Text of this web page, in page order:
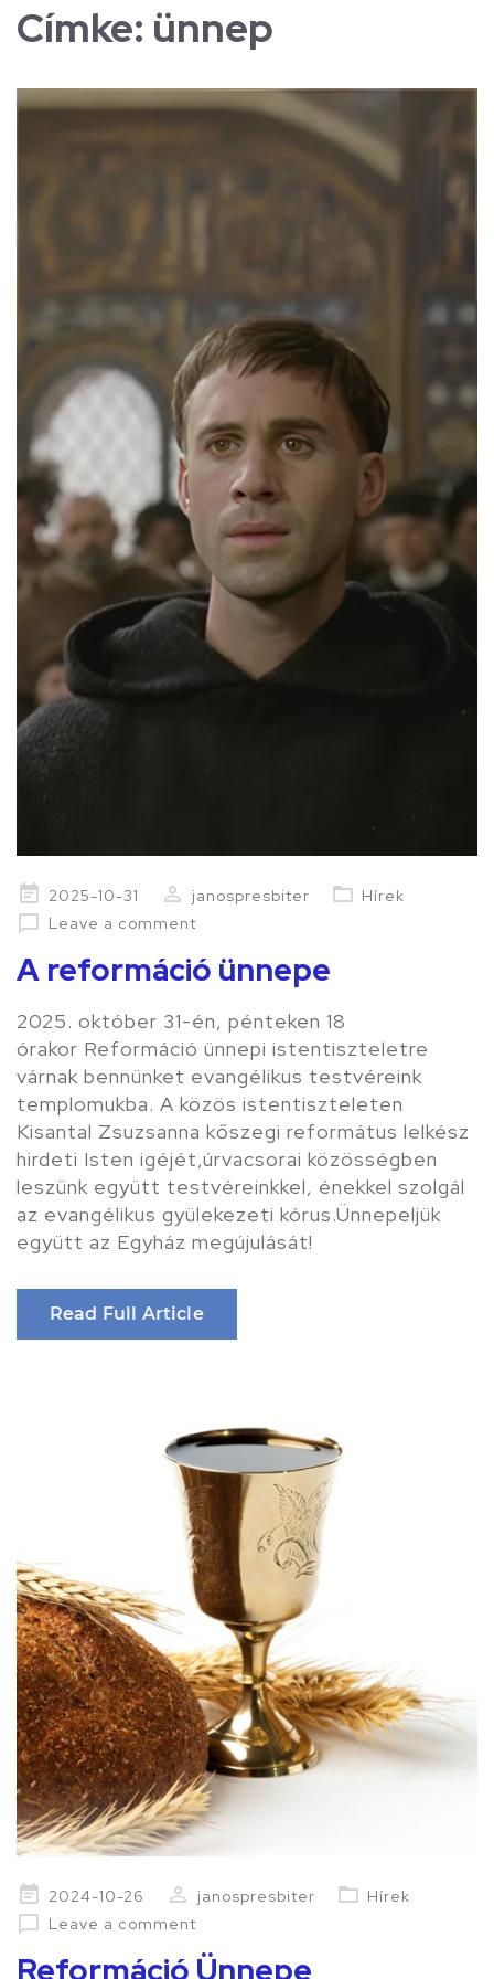
Címke: ünnep
Posted
on
2025-10-31 janospresbiter
Hírek
Leave a comment
A reformáció ünnepe
2025. október 31-én, pénteken 18
órakor Reformáció ünnepi istentiszteletre
várnak bennünket evangélikus testvéreink
templomukba. A közös istentiszteleten
Kisantal Zsuzsanna kőszegi református lelkész
hirdeti Isten igéjét,úrvacsorai közösségben
leszünk együtt testvéreinkkel, énekkel szolgál
az evangélikus gyülekezeti kórus.Ünnepeljük
együtt az Egyház megújulását!
Read Full Article
Posted
on
2024-10-26 janospresbiter
Hírek
Leave a comment
Reformáció Ünnepe